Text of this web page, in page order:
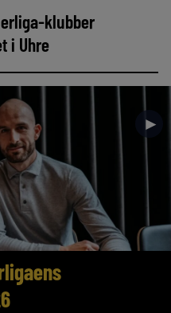
klubber
i Uhre
►